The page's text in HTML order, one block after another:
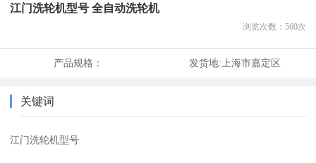
江门洗轮机型号 全自动洗轮机
浏览次数： 560次
产品规格： 发货地:上海市嘉定区
关键词
江门洗轮机型号